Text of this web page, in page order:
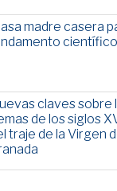
madre casera
científico
claves sobre
de los siglos
traje de la Virgen